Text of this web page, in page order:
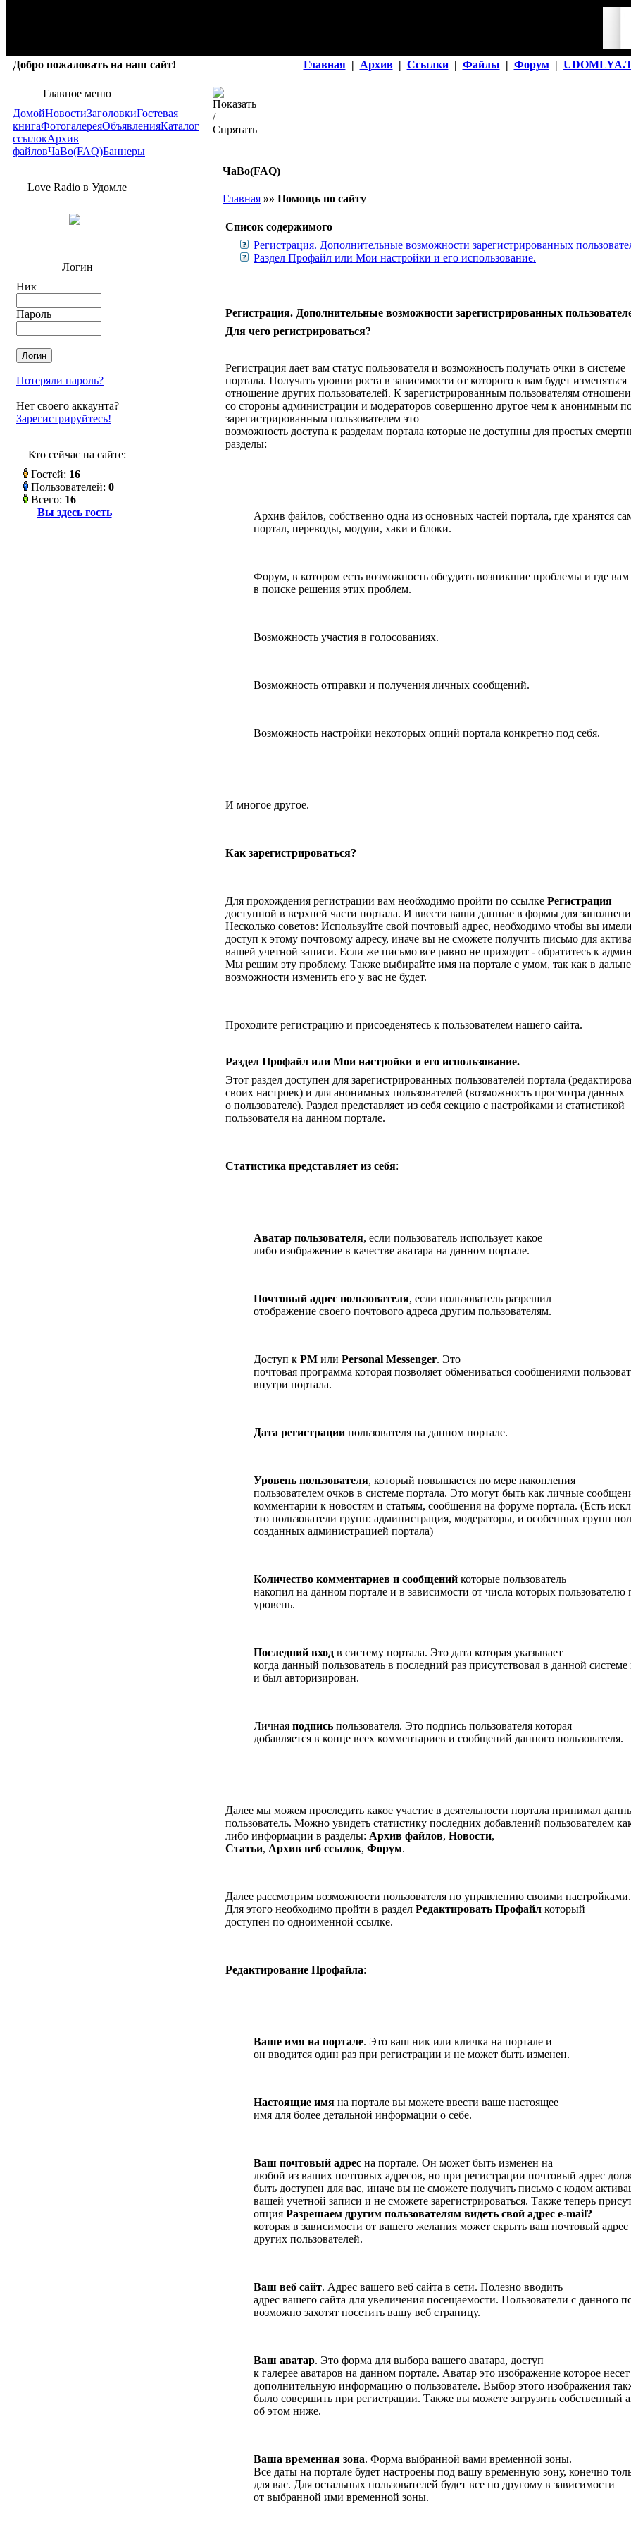
Добро пожаловать на наш сайт! Главная | Архив | Ссылки | Файлы | Форум |
Главное меню
ДомойНовостиЗаголовкиГостевая
книгаФотогалереяОбъявленияКаталог
ссылокАрхив
файловЧаВо(FAQ)Баннеры
Love Radio в Удомле
Логин
Ник
Пароль
Потеряли пароль?
Нет своего аккаунта?
Зарегистрируйтесь!
Кто сейчас на сайте:
Гостей: 16
Пользователей: 0
Всего: 16
Вы здесь гость
ЧаВо(FAQ)
Главная »» Помощь по сайту
Cписок cодержимого
Регистрация. Дополнительные возможности зарегистрированных
Раздел Профайл или Мои настройки и его использование.
Регистрация. Дополнительные возможности зарегистрированных
Для чего регистрироваться?
Регистрация дает вам статус пользователя и возможность получать очки в системе
портала. Получать уровни роста в зависимости от которого к вам будет изменяться
отношение других пользователей. К зарегистрированным пользователям
со стороны администрации и модераторов совершенно другое чем к анонимным
зарегистрированным пользователем это
возможность доступа к разделам портала которые не доступны для простых
разделы:
Архив файлов, собственно одна из основных частей портала, где хранятся
портал, переводы, модули, хаки и блоки.
Форум, в котором есть возможность обсудить возникшие проблемы и где
в поиске решения этих проблем.
Возможность участия в голосованиях.
Возможность отправки и получения личных сообщений.
Возможность настройки некоторых опций портала конкретно под себя.
И многое другое.
Как зарегистрироваться?
Для прохождения регистрации вам необходимо пройти по ссылке Регистрация
доступной в верхней части портала. И ввести ваши данные в формы для
Несколько советов: Используйте свой почтовый адрес, необходимо чтобы вы имели
доступ к этому почтовому адресу, иначе вы не сможете получить письмо для
вашей учетной записи. Если же письмо все равно не приходит - обратитесь к
Мы решим эту проблему. Также выбирайте имя на портале с умом, так как в
возможности изменить его у вас не будет.
Проходите регистрацию и присоеденятесь к пользователем нашего сайта.
Раздел Профайл или Мои настройки и его использование.
Этот раздел доступен для зарегистрированных пользователей портала
своих настроек) и для анонимных пользователей (возможность просмотра данных
о пользователе). Раздел представляет из себя секцию с настройками и статистикой
пользователя на данном портале.
Статистика представляет из себя:
Аватар пользователя, если пользователь использует какое
либо изображение в качестве аватара на данном портале.
Почтовый адрес пользователя, если пользователь разрешил
отображение своего почтового адреса другим пользователям.
Доступ к PM или Personal Messenger. Это
почтовая программа которая позволяет обмениваться сообщениями
внутри портала.
Дата регистрации пользователя на данном портале.
Уровень пользователя, который повышается по мере накопления
пользователем очков в системе портала. Это могут быть как личные
комментарии к новостям и статьям, сообщения на форуме портала. (Есть
это пользователи групп: администрация, модераторы, и особенных групп
созданных администрацией портала)
Количество комментариев и сообщений которые пользователь
накопил на данном портале и в зависимости от числа которых пользователю
уровень.
Последний вход в систему портала. Это дата которая указывает
когда данный пользователь в последний раз присутствовал в данной системе
и был авторизирован.
Личная подпись пользователя. Это подпись пользователя которая
добавляется в конце всех комментариев и сообщений данного пользователя.
Далее мы можем проследить какое участие в деятельности портала принимал
пользователь. Можно увидеть статистику последних добавлений пользователем
либо информации в разделы: Архив файлов, Новости,
Статьи, Архив веб ссылок, Форум.
Далее рассмотрим возможности пользователя по управлению своими настройками.
Для этого необходимо пройти в раздел Редактировать Профайл который
доступен по одноименной ссылке.
Редактирование Профайла:
Ваше имя на портале. Это ваш ник или кличка на портале и
он вводится один раз при регистрации и не может быть изменен.
Настоящие имя на портале вы можете ввести ваше настоящее
имя для более детальной информации о себе.
Ваш почтовый адрес на портале. Он может быть изменен на
любой из ваших почтовых адресов, но при регистрации почтовый адрес
быть доступен для вас, иначе вы не сможете получить письмо с кодом
вашей учетной записи и не сможете зарегистрироваться. Также теперь
опция Разрешаем другим пользователям видеть свой адрес e-mail?
которая в зависимости от вашего желания может скрыть ваш почтовый адрес
других пользователей.
Ваш веб сайт. Адрес вашего веб сайта в сети. Полезно вводить
адрес вашего сайта для увеличения посещаемости. Пользователи с данного
возможно захотят посетить вашу веб страницу.
Ваш аватар. Это форма для выбора вашего аватара, доступ
к галерее аватаров на данном портале. Аватар это изображение которое несет
дополнительную информацию о пользователе. Выбор этого изображения
было совершить при регистрации. Также вы можете загрузить собственный
об этом ниже.
Ваша временная зона. Форма выбранной вами временной зоны.
Все даты на портале будет настроены под вашу временную зону, конечно
для вас. Для остальных пользователей будет все по другому в зависимости
от выбранной ими временной зоны.